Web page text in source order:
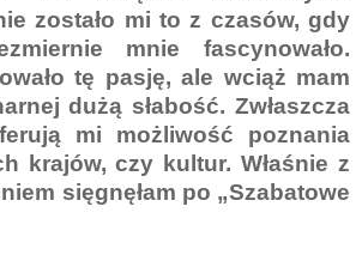
zostało mi to z czasów, gdy
mnie fascynowało.
tę pasję, ale wciąż mam
dużą słabość. Zwłaszcza
mi możliwość poznania
krajów, czy kultur. Właśnie z
sięgnęłam po „Szabatowe